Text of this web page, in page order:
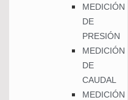
MEDICIÓN
DE
PRESIÓN
MEDICIÓN
DE
CAUDAL
MEDICIÓN